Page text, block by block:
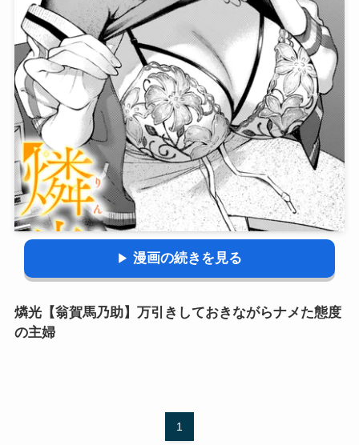
漫画の続きを見る
燐光【翁賀馬乃助】万引きしておきながらナメた態度
の主婦
1